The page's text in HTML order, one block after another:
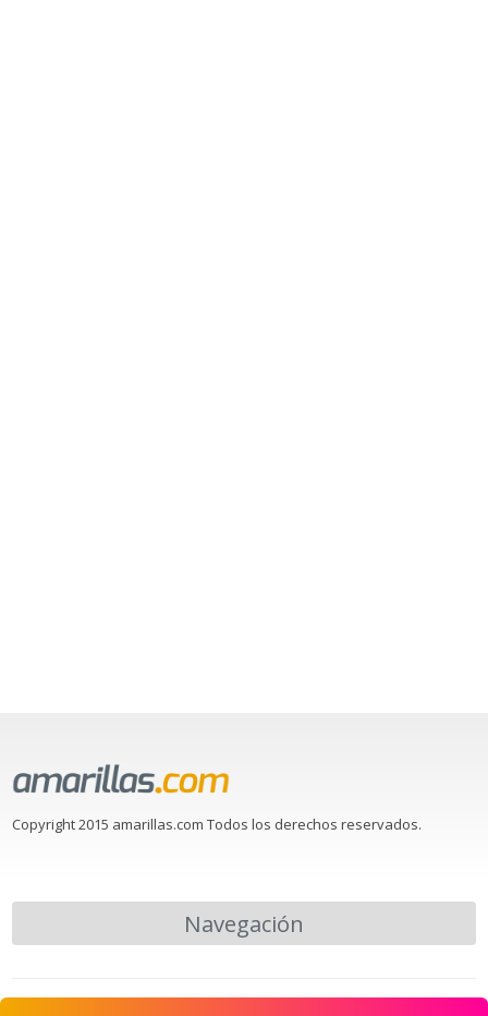
Copyright 2015 amarillas.com Todos los derechos reservados.
Navegación